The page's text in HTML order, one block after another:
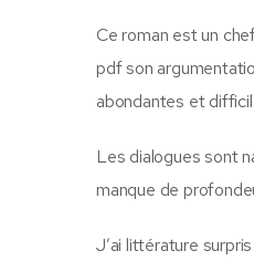
Ce roman est un
pdf son
abondantes et
Les dialogues sont
manque de
J’ai littérature